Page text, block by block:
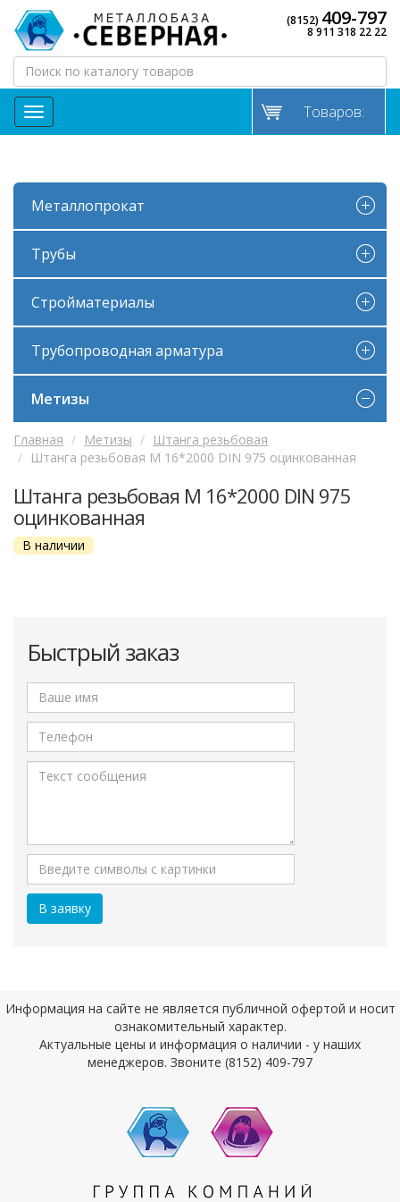
(8152) 409-797
8 911 318 22 22
МЕНЮ Товаров:
Металлопрокат
Трубы
Стройматериалы
Трубопроводная арматура
Метизы
Главная Метизы
Штанга резьбовая
Штанга резьбовая М 16*2000 DIN 975 оцинкованная
Штанга резьбовая М 16*2000 DIN 975
оцинкованная
В наличии
Быстрый заказ
Информация на сайте не является публичной офертой и носит
ознакомительный характер.
Актуальные цены и информация о наличии - у наших
менеджеров. Звоните (8152) 409-797